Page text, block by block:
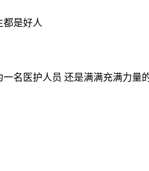
都是好人
名医护人员 还是满满充满力量